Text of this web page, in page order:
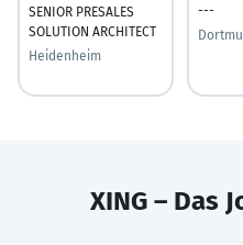
SENIOR PRESALES
SOLUTION ARCHITECT
Heidenheim
---
XING – Das